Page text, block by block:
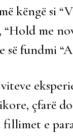
këngë si
“Hold me
së fundmi
çfarë
fillimet e